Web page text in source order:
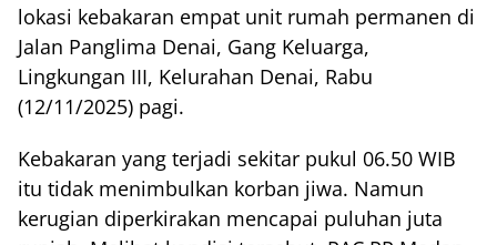
lokasi kebakaran empat unit rumah permanen di
Jalan Panglima Denai, Gang Keluarga,
Lingkungan III, Kelurahan Denai, Rabu
(12/11/2025) pagi.
Kebakaran yang terjadi sekitar pukul 06.50 WIB
itu tidak menimbulkan korban jiwa. Namun
kerugian diperkirakan mencapai puluhan juta